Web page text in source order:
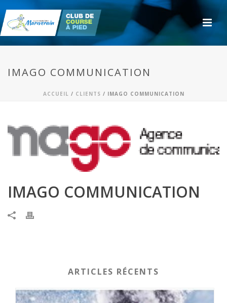
IMAGO COMMUNICATION
ACCUEIL / CLIENTS / IMAGO COMMUNICATION
IMAGO COMMUNICATION
ARTICLES RÉCENTS